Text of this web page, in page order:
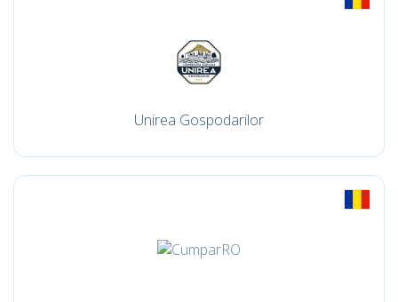
Unirea Gospodarilor